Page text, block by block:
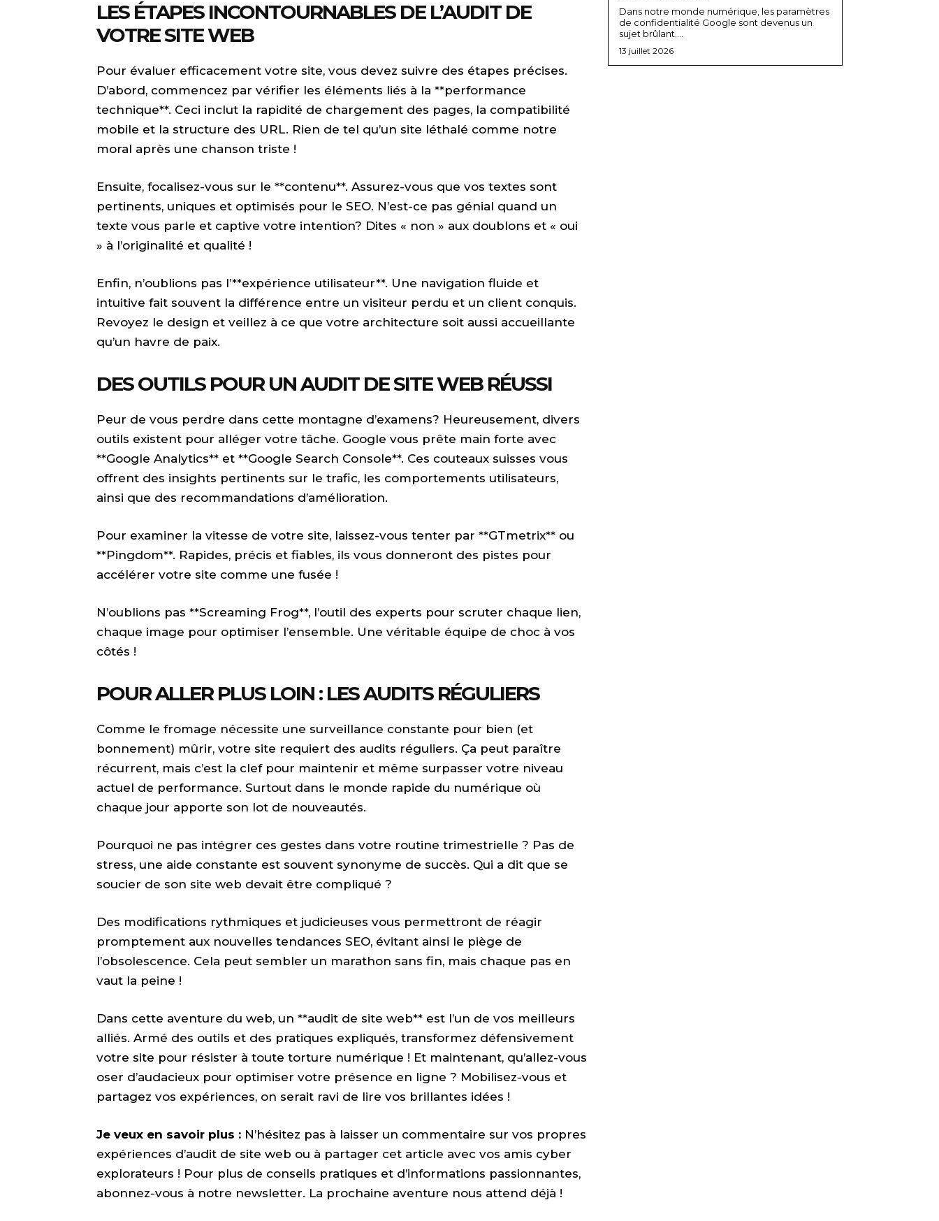
LES ÉTAPES INCONTOURNABLES DE L’AUDIT DE
VOTRE SITE WEB
Pour évaluer efficacement votre site, vous devez suivre des étapes précises.
D’abord, commencez par vérifier les éléments liés à la **performance
technique**. Ceci inclut la rapidité de chargement des pages, la compatibilité
mobile et la structure des URL. Rien de tel qu’un site léthalé comme notre
moral après une chanson triste !
Ensuite, focalisez-vous sur le **contenu**. Assurez-vous que vos textes sont
pertinents, uniques et optimisés pour le SEO. N’est-ce pas génial quand un
texte vous parle et captive votre intention? Dites « non » aux doublons et « oui
» à l’originalité et qualité !
Enfin, n’oublions pas l’**expérience utilisateur**. Une navigation fluide et
intuitive fait souvent la différence entre un visiteur perdu et un client conquis.
Revoyez le design et veillez à ce que votre architecture soit aussi accueillante
qu’un havre de paix.
DES OUTILS POUR UN AUDIT DE SITE WEB RÉUSSI
Peur de vous perdre dans cette montagne d’examens? Heureusement, divers
outils existent pour alléger votre tâche. Google vous prête main forte avec
**Google Analytics** et **Google Search Console**. Ces couteaux suisses vous
offrent des insights pertinents sur le trafic, les comportements utilisateurs,
ainsi que des recommandations d’amélioration.
Pour examiner la vitesse de votre site, laissez-vous tenter par **GTmetrix** ou
**Pingdom**. Rapides, précis et fiables, ils vous donneront des pistes pour
accélérer votre site comme une fusée !
N’oublions pas **Screaming Frog**, l’outil des experts pour scruter chaque lien,
chaque image pour optimiser l’ensemble. Une véritable équipe de choc à vos
côtés !
POUR ALLER PLUS LOIN : LES AUDITS RÉGULIERS
Comme le fromage nécessite une surveillance constante pour bien (et
bonnement) mûrir, votre site requiert des audits réguliers. Ça peut paraître
récurrent, mais c’est la clef pour maintenir et même surpasser votre niveau
actuel de performance. Surtout dans le monde rapide du numérique où
chaque jour apporte son lot de nouveautés.
Pourquoi ne pas intégrer ces gestes dans votre routine trimestrielle ? Pas de
stress, une aide constante est souvent synonyme de succès. Qui a dit que se
soucier de son site web devait être compliqué ?
Des modifications rythmiques et judicieuses vous permettront de réagir
promptement aux nouvelles tendances SEO, évitant ainsi le piège de
l’obsolescence. Cela peut sembler un marathon sans fin, mais chaque pas en
vaut la peine !
Dans cette aventure du web, un **audit de site web** est l’un de vos meilleurs
alliés. Armé des outils et des pratiques expliqués, transformez défensivement
votre site pour résister à toute torture numérique ! Et maintenant, qu’allez-vous
oser d’audacieux pour optimiser votre présence en ligne ? Mobilisez-vous et
partagez vos expériences, on serait ravi de lire vos brillantes idées !
Je veux en savoir plus : N’hésitez pas à laisser un commentaire sur vos propres
expériences d’audit de site web ou à partager cet article avec vos amis cyber
explorateurs ! Pour plus de conseils pratiques et d’informations passionnantes,
abonnez-vous à notre newsletter. La prochaine aventure nous attend déjà !
Dans notre monde numérique, les paramètres
de confidentialité Google sont devenus un
sujet brûlant....
13 juillet 2026